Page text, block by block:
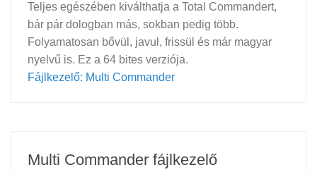
Teljes egészében kiválthatja a Total Commandert,
bár pár dologban más, sokban pedig több.
Folyamatosan bővül, javul, frissül és már magyar
nyelvű is. Ez a 64 bites verziója.
Fájlkezelő: Multi Commander
Multi Commander fájlkezelő